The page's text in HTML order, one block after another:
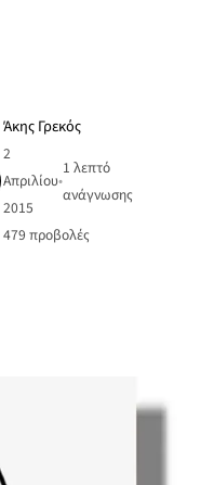
Άκης Γρεκός
2
Απριλίου
2015
•
1 λεπτό
ανάγνωσης
479 προβολές